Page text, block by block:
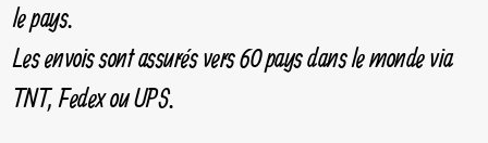
le pays.
Les envois sont assurés vers 60 pays dans le monde via
TNT, Fedex ou UPS.